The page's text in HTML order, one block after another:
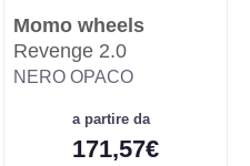
Momo wheels
Revenge 2.0
NERO OPACO
a partire da
171,57€